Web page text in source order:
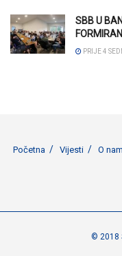
SBB U
PRIJE 4
Početna Vijesti O
© 2018